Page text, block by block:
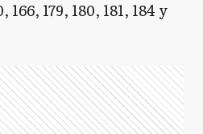
166, 179, 180, 181, 184 y